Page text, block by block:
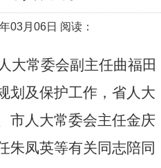
03月06日 阅读：
大常委会副主任曲福田
划及保护工作，省人大
市人大常委会主任金庆
朱凤英等有关同志陪同